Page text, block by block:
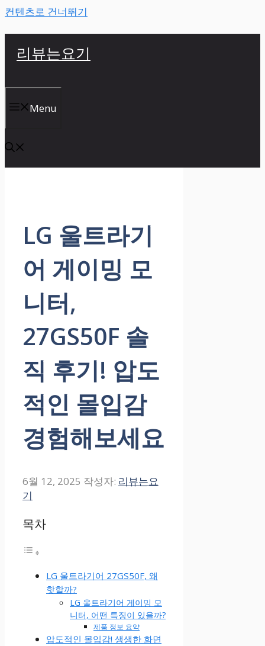
컨텐츠로 건너뛰기
리뷰는요기
Menu
LG 울트라기
어 게이밍 모
니터,
27GS50F 솔
직 후기! 압도
적인 몰입감
경험해보세요
6월 12, 2025 작성자: 리뷰는요
기
목차
LG 울트라기어 27GS50F, 왜
핫할까?
LG 울트라기어 게이밍 모
니터, 어떤 특징이 있을까?
제품 정보 요약
압도적인 몰입감! 생생한 화면